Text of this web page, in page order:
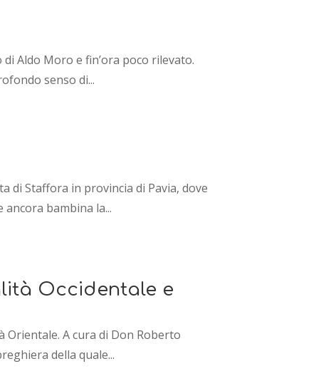
Aldo Moro e fin’ora poco rilevato.
senso di...
di Staffora in provincia di Pavia, dove
bambina la...
Occidentale e
A cura di Don Roberto
della quale...